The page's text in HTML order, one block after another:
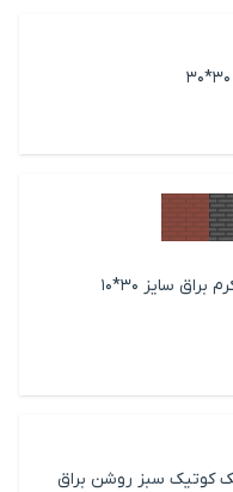
سایز 30*10
کوتیک سبز روشن براق